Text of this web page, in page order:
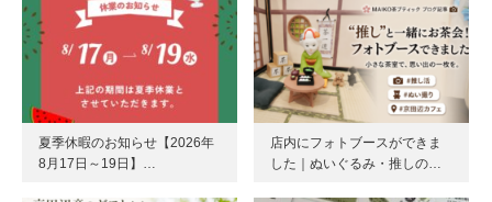
夏季休暇のお知らせ【2026年
8月17日～19日】…
店内にフォトブースができま
した｜ぬいぐるみ・推しの…